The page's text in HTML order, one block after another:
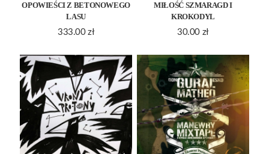
OPOWIEŚCI Z BETONOWEGO
LASU
333.00 zł
MIŁOŚĆ SZMARAGD I
KROKODYL
30.00 zł